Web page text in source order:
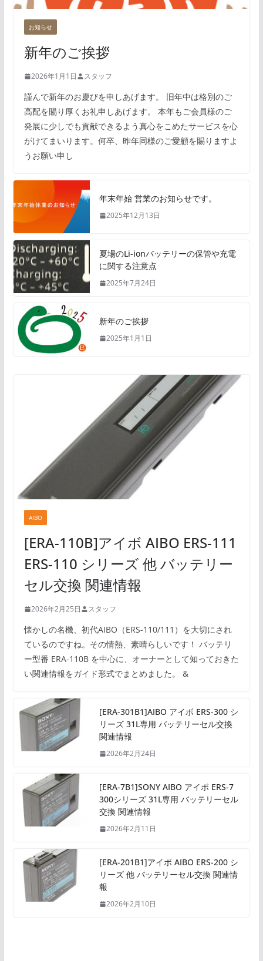
お知らせ
新年のご挨拶
2026年1月1日 スタッフ
謹んで新年のお慶びを申しあげます。 旧年中は格別のご
高配を賜り厚くお礼申しあげます。 本年もご会員様のご
発展に少しでも貢献できるよう真心をこめたサービスを心
がけてまいります。何卒、昨年同様のご愛顧を賜りますよ
うお願い申し
年末年始 営業のお知らせです。
2025年12月13日
夏場のLi-ionバッテリーの保管や充電
に関する注意点
2025年7月24日
新年のご挨拶
2025年1月1日
AIBO
[ERA-110B]アイボ AIBO ERS-111
ERS-110 シリーズ 他 バッテリー
セル交換 関連情報
2026年2月25日 スタッフ
懐かしの名機、初代AIBO（ERS-110/111）を大切にされ
ているのですね。その情熱、素晴らしいです！ バッテリ
ー型番 ERA-110B を中心に、オーナーとして知っておきた
い関連情報をガイド形式でまとめました。 &
[ERA-301B1]AIBO アイボ ERS-300 シ
リーズ 31L専用 バッテリーセル交換
関連情報
2026年2月24日
[ERA-7B1]SONY AIBO アイボ ERS-7
300シリーズ 31L専用 バッテリーセル
交換 関連情報
2026年2月11日
[ERA-201B1]アイボ AIBO ERS-200 シ
リーズ 他 バッテリーセル交換 関連情
報
2026年2月10日